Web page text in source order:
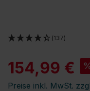
154,99 €
Preise inkl. MwSt.
(137)